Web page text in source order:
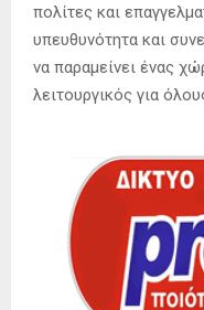
πολίτες και
υπευθυνότητα και
να παραμείνει ένας
λειτουργικός για